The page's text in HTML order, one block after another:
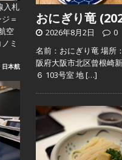
入札
＝
空
ミ
日本航
おにぎり竜
2026年8月2日
0
名前：おにぎり竜 場所
阪府大阪市北区曾根崎
６ 103号室 地[…]